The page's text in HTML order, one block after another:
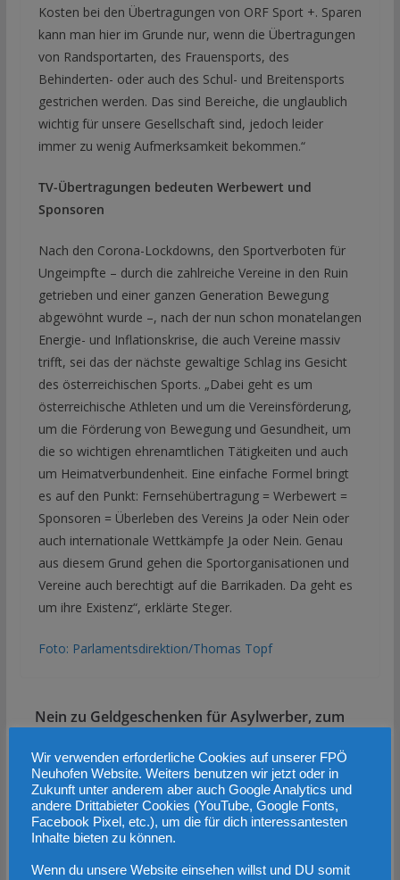
Kosten bei den Übertragungen von ORF Sport +. Sparen
kann man hier im Grunde nur, wenn die Übertragungen
von Randsportarten, des Frauensports, des
Behinderten- oder auch des Schul- und Breitensports
gestrichen werden. Das sind Bereiche, die unglaublich
wichtig für unsere Gesellschaft sind, jedoch leider
immer zu wenig Aufmerksamkeit bekommen.“
TV-Übertragungen bedeuten Werbewert und
Sponsoren
Nach den Corona-Lockdowns, den Sportverboten für
Ungeimpfte – durch die zahlreiche Vereine in den Ruin
getrieben und einer ganzen Generation Bewegung
abgewöhnt wurde –, nach der nun schon monatelangen
Energie- und Inflationskrise, die auch Vereine massiv
trifft, sei das der nächste gewaltige Schlag ins Gesicht
des österreichischen Sports. „Dabei geht es um
österreichische Athleten und um die Vereinsförderung,
um die Förderung von Bewegung und Gesundheit, um
die so wichtigen ehrenamtlichen Tätigkeiten und auch
um Heimatverbundenheit. Eine einfache Formel bringt
es auf den Punkt: Fernsehübertragung = Werbewert =
Sponsoren = Überleben des Vereins Ja oder Nein oder
auch internationale Wettkämpfe Ja oder Nein. Genau
aus diesem Grund gehen die Sportorganisationen und
Vereine auch berechtigt auf die Barrikaden. Da geht es
um ihre Existenz“, erklärte Steger.
Foto: Parlamentsdirektion/Thomas Topf
Nein zu Geldgeschenken für Asylwerber, zum
Zwangssteuer!
Asyl-Statistik: Asylbremse ist Ammenmärchen par
excellence
Das könnte dir auch gefallen
Wir verwenden erforderliche Cookies auf unserer FPÖ
Neuhofen Website. Weiters benutzen wir jetzt oder in
Zukunft unter anderem aber auch Google Analytics und
andere Drittabieter Cookies (YouTube, Google Fonts,
Facebook Pixel, etc.), um die für dich interessantesten
Inhalte bieten zu können.
Wenn du unsere Website einsehen willst und DU somit